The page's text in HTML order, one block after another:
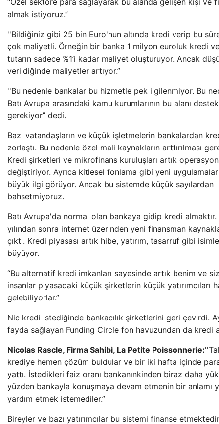
“Özel sektöre para sağlayarak bu alanda gelişen kişi ve
almak istiyoruz.”
''Bildiğiniz gibi 25 bin Euro'nun altında kredi verip bu
çok maliyetli. Örneğin bir banka 1 milyon euroluk kredi
tutarın sadece %1’i kadar maliyet oluşturuyor. Ancak
verildiğinde maliyetler artıyor.”
''Bu nedenle bankalar bu hizmetle pek ilgilenmiyor. Bu
Batı Avrupa arasındaki kamu kurumlarının bu alanı
gerekiyor” dedi.
Bazı vatandaşların ve küçük işletmelerin bankalardan
zorlaştı. Bu nedenle özel mali kaynakların arttırılması
Kredi şirketleri ve mikrofinans kuruluşları artık
değiştiriyor. Ayrıca kitlesel fonlama gibi yeni
büyük ilgi görüyor. Ancak bu sistemde küçük sayılardan
bahsetmiyoruz.
Batı Avrupa'da normal olan bankaya gidip kredi
yılından sonra internet üzerinden yeni finansman
çıktı. Kredi piyasası artık hibe, yatırım, tasarruf gibi
büyüyor.
“Bu alternatif kredi imkanları sayesinde artık benim ve
insanlar piyasadaki küçük şirketlerin küçük yatırımcıları
gelebiliyorlar.”
Nic kredi istediğinde bankacılık şirketlerini geri çevirdi.
fayda sağlayan Funding Circle fon havuzundan da kredi
Nicolas Rascle, Firma Sahibi, La Petite Poissonnerie:
krediye hemen çözüm buldular ve bir iki hafta içinde
yattı. İstedikleri faiz oranı bankanınkinden biraz daha
yüzden bankayla konuşmaya devam etmenin bir anlamı
yardım etmek istemediler.”
Bireyler ve bazı yatırımcılar bu sistemi finanse